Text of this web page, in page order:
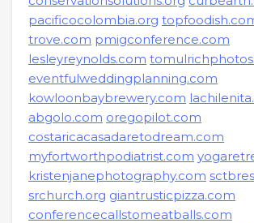
pacificocolombia.org
trove.com pmigconference.com
lesleyreynolds.com
eventfulweddingplanning.com
kowloonbaybrewery.com
abgolo.com oregopilot.com
costaricacasadaretodream.com
myfortworthpodiatrist.com
kristenjanephotography.com
srchurch.org giantrusticpizza.com
conferencecallstomeatballs.com